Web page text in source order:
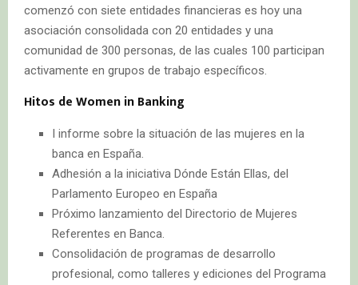
comenzó con siete entidades financieras es hoy una
asociación consolidada con 20 entidades y una
comunidad de 300 personas, de las cuales 100 participan
activamente en grupos de trabajo específicos.
Hitos de Women in Banking
I informe sobre la situación de las mujeres en la
banca en España.
Adhesión a la iniciativa Dónde Están Ellas, del
Parlamento Europeo en España
Próximo lanzamiento del Directorio de Mujeres
Referentes en Banca.
Consolidación de programas de desarrollo
profesional, como talleres y ediciones del Programa